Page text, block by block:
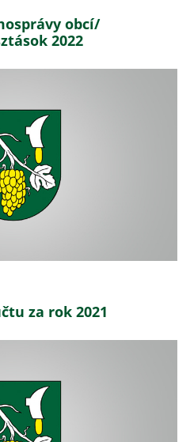
obcí/
2022
za rok 2021